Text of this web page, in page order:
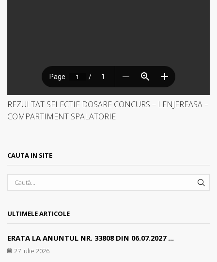
REZULTAT SELECTIE DOSARE CONCURS – LENJEREASA –
COMPARTIMENT SPALATORIE
CAUTA IN SITE
ULTIMELE ARTICOLE
ERATA LA ANUNTUL NR. 33808 DIN 06.07.2027 ...
27 iulie 2026